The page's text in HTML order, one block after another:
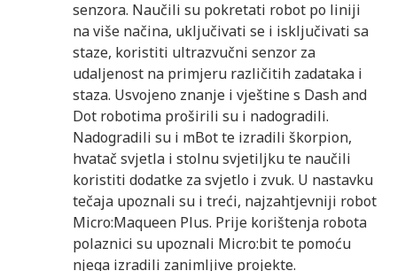
senzora. Naučili su pokretati robot po liniji
na više načina, uključivati se i isključivati sa
staze, koristiti ultrazvučni senzor za
udaljenost na primjeru različitih zadataka i
staza. Usvojeno znanje i vještine s Dash and
Dot robotima proširili su i nadogradili.
Nadogradili su i mBot te izradili škorpion,
hvatač svjetla i stolnu svjetiljku te naučili
koristiti dodatke za svjetlo i zvuk. U nastavku
tečaja upoznali su i treći, najzahtjevniji robot
Micro:Maqueen Plus. Prije korištenja robota
polaznici su upoznali Micro:bit te pomoću
njega izradili zanimljive projekte.